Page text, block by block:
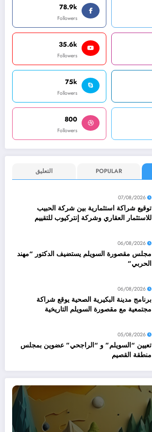
78.9k
Followers
35.6k
Followers
75k
Followers
800
Followers
POPULAR التعليق
07/08/2026
توقيع شراكة استثمارية بين شركة الحبيب
للاستثمار العقاري وشركة إنتركيوب للتقييم
06/08/2026
مجلس مقصورة السويلم يستضيف الدكتور “مهند
الحربي”
06/08/2026
برنامج مدينة البكيرية الصحية يوقع شراكة
مجتمعية مع مقصورة السويلم التاريخية
05/08/2026
تعيين “السويلم” و “الراجحي” عضوين بمجلس
منطقة القصيم